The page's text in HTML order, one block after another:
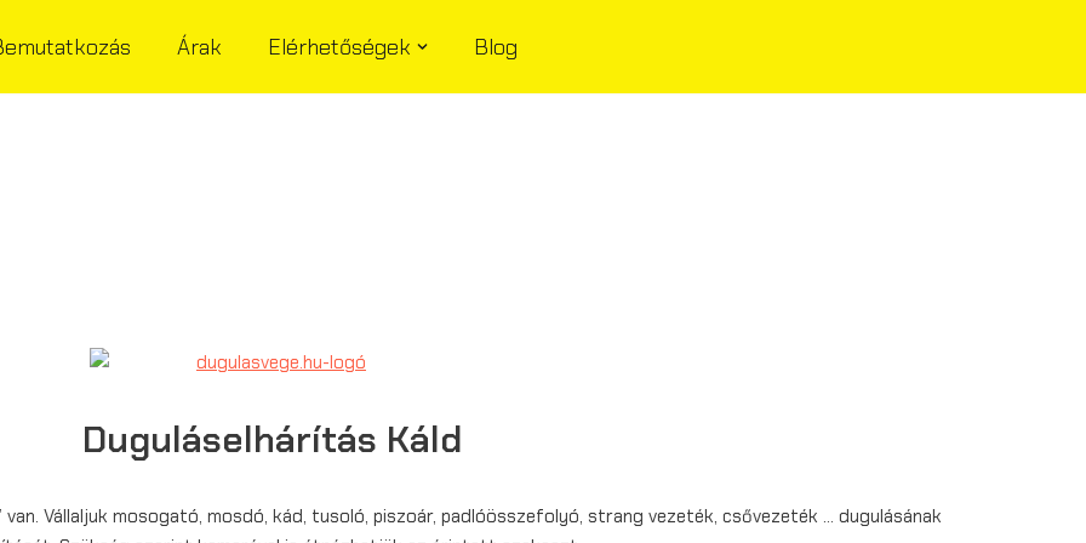
Árak Elérhetőségek Blog
Duguláselhárítás Káld
van. Vállaljuk mosogató, mosdó, kád, tusoló, piszoár, padlóösszefolyó, strang vezeték, csővezeték … dugulásának